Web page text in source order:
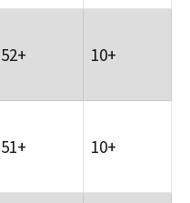
52+ 10+
51+ 10+